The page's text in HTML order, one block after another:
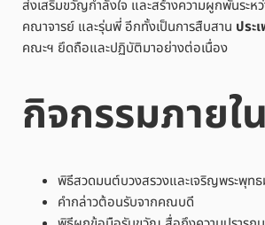
ส่งเสริมขวัญกำลังใจ และสร้างความผูกพันระห
คณาจารย์ และรุ่นพี่ อีกทั้งเป็นการสืบสาน ประ
คณะฯ ยึดถือและปฏิบัติมาอย่างต่อเนื่อง
กิจกรรมภายใ
พิธีสวดมนต์บวงสรวงและเจริญพระพุท
คำกล่าวต้อนรับจากคณบดี